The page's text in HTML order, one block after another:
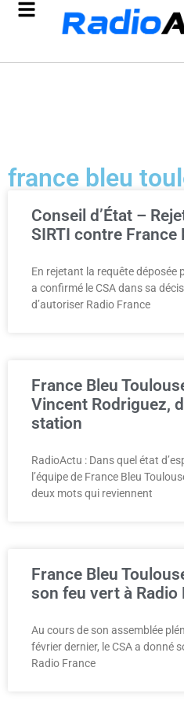
france bleu
Conseil d’État –
SIRTI contre France
En rejetant la requête déposée
a confirmé le CSA dans sa
d’autoriser Radio France
France Bleu
Vincent Rodriguez,
station
RadioActu : Dans quel état
l’équipe de France Bleu
deux mots qui reviennent
France Bleu
son feu vert à Radio
Au cours de son assemblée
février dernier, le CSA a donné
Radio France